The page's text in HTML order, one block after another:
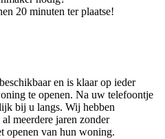
20 minuten ter plaatse!
en is klaar op ieder
te openen. Na uw telefoontje
bij u langs. Wij hebben
meerdere jaren zonder
openen van hun woning.